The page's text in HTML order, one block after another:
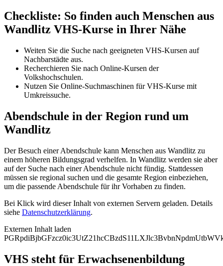
Checkliste: So finden auch Menschen aus
Wandlitz VHS-Kurse in Ihrer Nähe
Weiten Sie die Suche nach geeigneten VHS-Kursen auf
Nachbarstädte aus.
Recherchieren Sie nach Online-Kursen der
Volkshochschulen.
Nutzen Sie Online-Suchmaschinen für VHS-Kurse mit
Umkreissuche.
Abendschule in der Region rund um
Wandlitz
Der Besuch einer Abendschule kann Menschen aus Wandlitz zu
einem höheren Bildungsgrad verhelfen. In Wandlitz werden sie aber
auf der Suche nach einer Abendschule nicht fündig. Stattdessen
müssen sie regional suchen und die gesamte Region einbeziehen,
um die passende Abendschule für ihr Vorhaben zu finden.
Bei Klick wird dieser Inhalt von externen Servern geladen. Details
siehe Datenschutzerklärung.
Externen Inhalt laden
VHS steht für Erwachsenenbildung